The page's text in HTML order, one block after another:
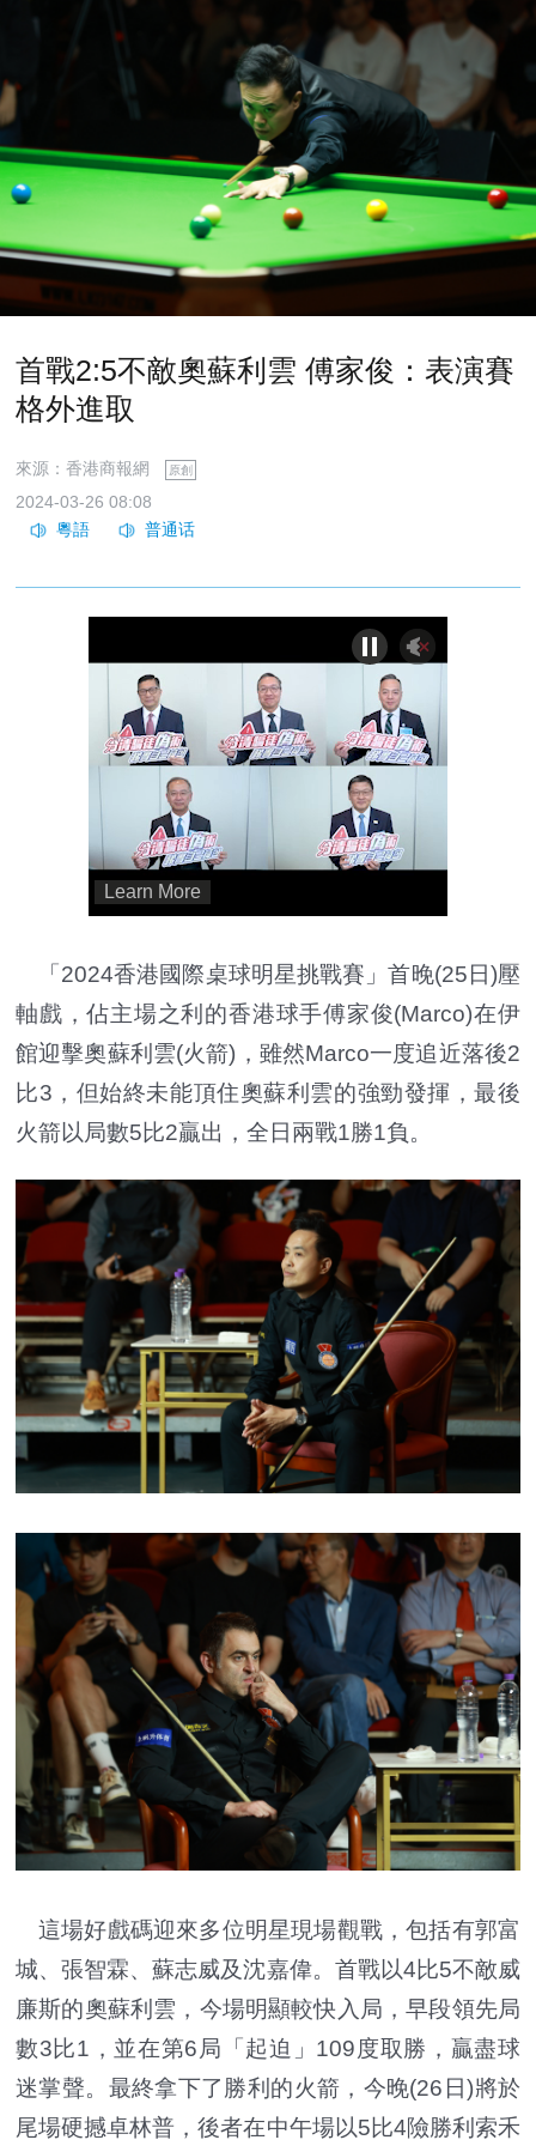
首戰2:5不敵奧蘇利雲 傅家俊：表演賽
格外進取
來源：香港商報網 原創
2024-03-26 08:08
「2024香港國際桌球明星挑戰賽」首晚(25日)壓
軸戲，佔主場之利的香港球手傅家俊(Marco)在伊
館迎擊奧蘇利雲(火箭)，雖然Marco一度追近落後2
比3，但始終未能頂住奧蘇利雲的強勁發揮，最後
火箭以局數5比2贏出，全日兩戰1勝1負。
這場好戲碼迎來多位明星現場觀戰，包括有郭富
城、張智霖、蘇志威及沈嘉偉。首戰以4比5不敵威
廉斯的奧蘇利雲，今場明顯較快入局，早段領先局
數3比1，並在第6局「起迫」109度取勝，贏盡球
迷掌聲。最終拿下了勝利的火箭，今晚(26日)將於
尾場硬撼卓林普，後者在中午場以5比4險勝利索禾